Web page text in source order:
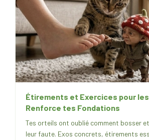
Étirements et Exercices pour
Renforce tes Fondations
Tes orteils ont oublié comment bosser
leur faute. Exos concrets, étirements